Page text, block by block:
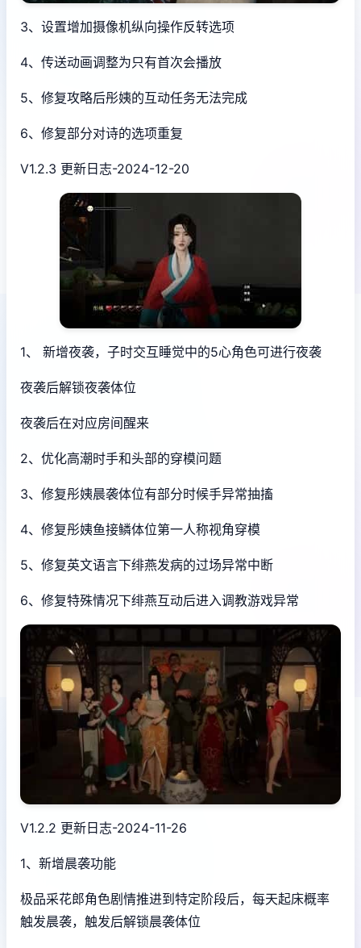
3、设置增加摄像机纵向操作反转选项
4、传送动画调整为只有首次会播放
5、修复攻略后彤姨的互动任务无法完成
6、修复部分对诗的选项重复
V1.2.3 更新日志-2024-12-20
1、 新增夜袭，子时交互睡觉中的5心角色可进行夜袭
夜袭后解锁夜袭体位
夜袭后在对应房间醒来
2、优化高潮时手和头部的穿模问题
3、修复彤姨晨袭体位有部分时候手异常抽搐
4、修复彤姨鱼接鳞体位第一人称视角穿模
5、修复英文语言下绯燕发病的过场异常中断
6、修复特殊情况下绯燕互动后进入调教游戏异常
V1.2.2 更新日志-2024-11-26
1、新增晨袭功能
极品采花郎角色剧情推进到特定阶段后，每天起床概率
触发晨袭，触发后解锁晨袭体位